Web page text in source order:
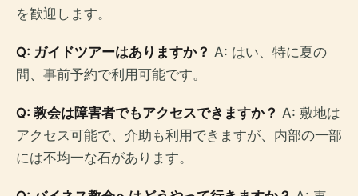
を歓迎します。
Q: ガイドツアーはありますか？ A: はい、特に夏の
間、事前予約で利用可能です。
Q: 教会は障害者でもアクセスできますか？ A: 敷地は
アクセス可能で、介助も利用できますが、内部の一部
には不均一な石があります。